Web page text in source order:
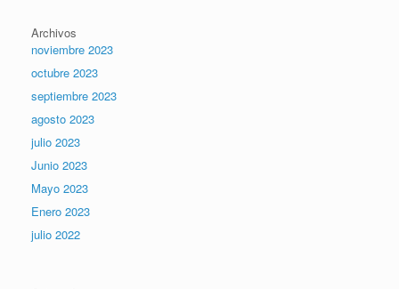
Archivos
noviembre 2023
octubre 2023
septiembre 2023
agosto 2023
julio 2023
Junio 2023
Mayo 2023
Enero 2023
julio 2022